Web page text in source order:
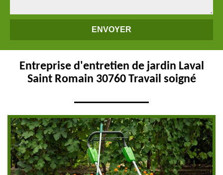
Entreprise d'entretien de jardin Laval
Saint Romain 30760 Travail soigné